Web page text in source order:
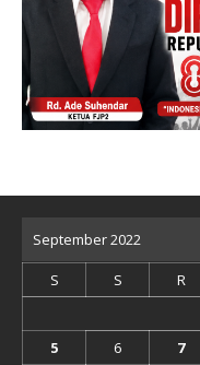
September 2022
S S R
5
6 7